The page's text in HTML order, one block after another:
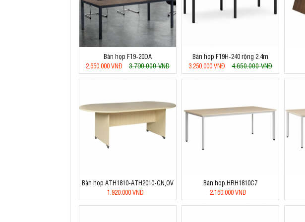
Bàn họp F19-20DA
2.650.000 VNĐ
3.790.000 VNĐ
Bàn họp F19H-240 rộng 2.4m
3.250.000 VNĐ
4.650.000 VNĐ
Bàn họp ATH1810-ATH2010-CN,OV
1.920.000 VNĐ
Bàn họp HRH1810C7
2.160.000 VNĐ